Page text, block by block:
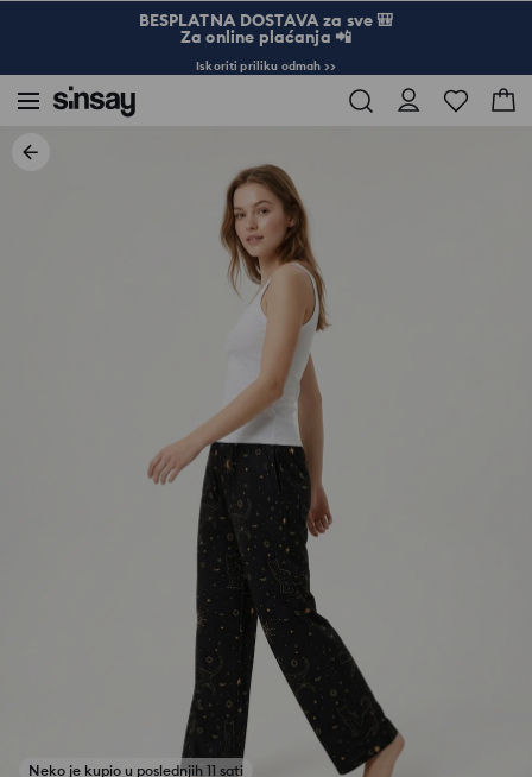
BESPLATNA DOSTAVA za sve 🎒
Za online plaćanja 📲
Iskoriti priliku odmah >>